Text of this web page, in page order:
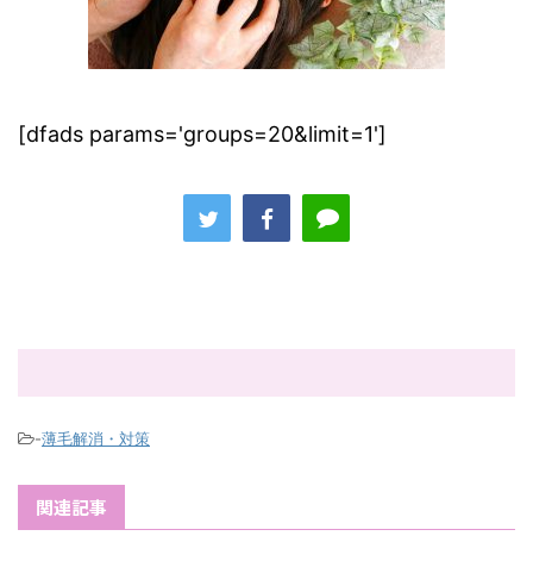
[dfads params='groups=20&limit=1']
-薄毛解消・対策
関連記事